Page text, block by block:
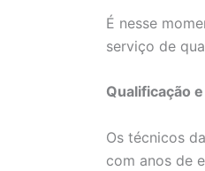
É nesse
serviço de
Qualificação
Os técnicos
com anos de